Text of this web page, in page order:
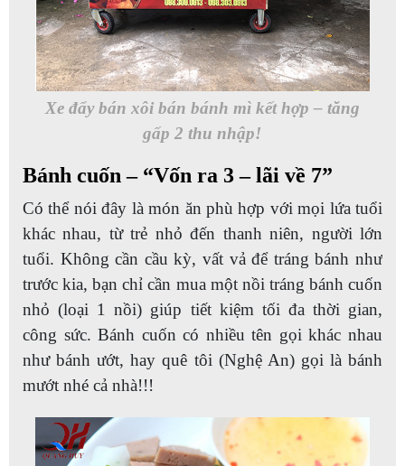
Xe đẩy bán xôi bán bánh mì kết hợp – tăng
gấp 2 thu nhập!
Bánh cuốn – “Vốn ra 3 – lãi về 7”
Có thể nói đây là món ăn phù hợp với mọi lứa tuổi
khác nhau, từ trẻ nhỏ đến thanh niên, người lớn
tuổi. Không cần cầu kỳ, vất vả để tráng bánh như
trước kia, bạn chỉ cần mua một nồi tráng bánh cuốn
nhỏ (loại 1 nồi) giúp tiết kiệm tối đa thời gian,
công sức. Bánh cuốn có nhiều tên gọi khác nhau
như bánh ướt, hay quê tôi (Nghệ An) gọi là bánh
mướt nhé cả nhà!!!